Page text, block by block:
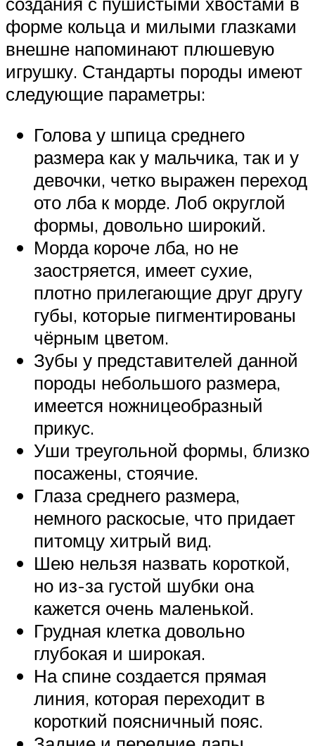
форме кольца и милыми глазками
внешне напоминают плюшевую
игрушку. Стандарты породы имеют
следующие параметры:
Голова у шпица среднего
размера как у мальчика, так и у
девочки, четко выражен переход
ото лба к морде. Лоб округлой
формы, довольно широкий.
Морда короче лба, но не
заостряется, имеет сухие,
плотно прилегающие друг другу
губы, которые пигментированы
чёрным цветом.
Зубы у представителей данной
породы небольшого размера,
имеется ножницеобразный
прикус.
Уши треугольной формы, близко
посажены, стоячие.
Глаза среднего размера,
немного раскосые, что придает
питомцу хитрый вид.
Шею нельзя назвать короткой,
но из-за густой шубки она
кажется очень маленькой.
Грудная клетка довольно
глубокая и широкая.
На спине создается прямая
линия, которая переходит в
короткий поясничный пояс.